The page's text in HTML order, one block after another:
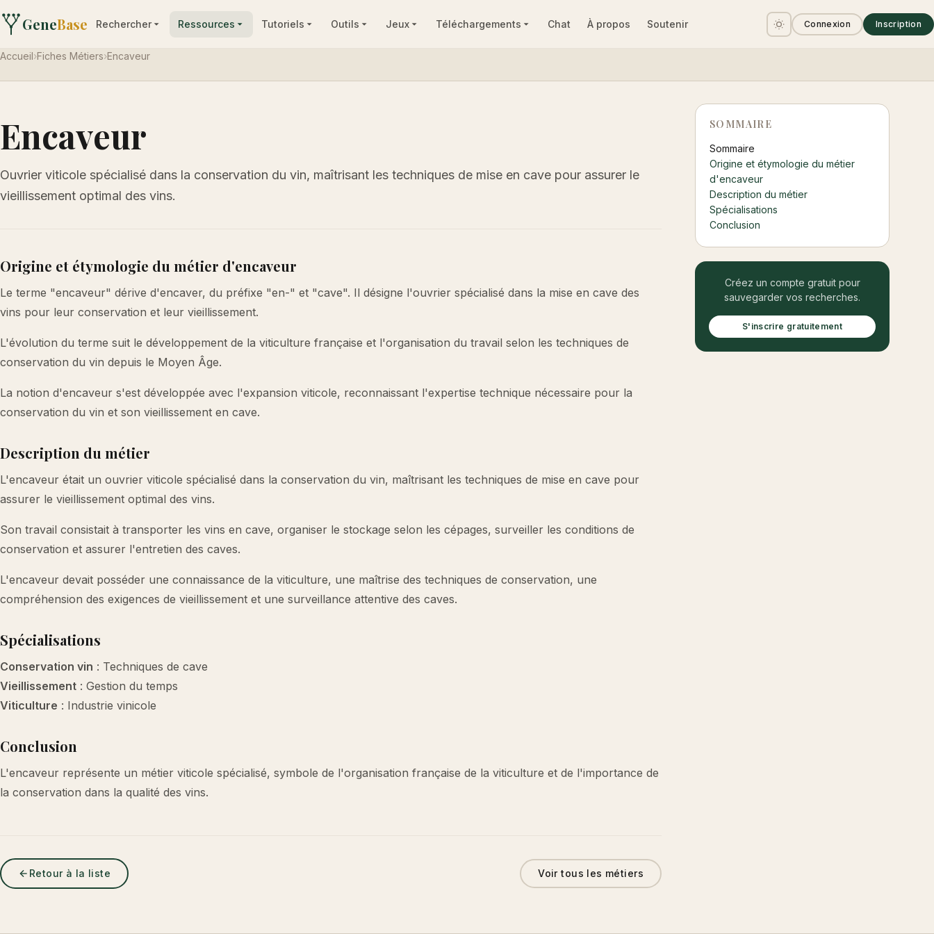
GeneBase Rechercher Ressources Tutoriels Outils Jeux Téléchargements Chat À propos Soutenir Connexion Inscription
Accueil›Fiches Métiers›Encaveur
Encaveur
Ouvrier viticole spécialisé dans la conservation du vin, maîtrisant les techniques de mise en cave pour assurer le
vieillissement optimal des vins.
Origine et étymologie du métier d'encaveur
Le terme "encaveur" dérive d'encaver, du préfixe "en-" et "cave". Il désigne l'ouvrier spécialisé dans la mise en cave des
vins pour leur conservation et leur vieillissement.
L'évolution du terme suit le développement de la viticulture française et l'organisation du travail selon les techniques de
conservation du vin depuis le Moyen Âge.
La notion d'encaveur s'est développée avec l'expansion viticole, reconnaissant l'expertise technique nécessaire pour la
conservation du vin et son vieillissement en cave.
Description du métier
L'encaveur était un ouvrier viticole spécialisé dans la conservation du vin, maîtrisant les techniques de mise en cave pour
assurer le vieillissement optimal des vins.
Son travail consistait à transporter les vins en cave, organiser le stockage selon les cépages, surveiller les conditions de
conservation et assurer l'entretien des caves.
L'encaveur devait posséder une connaissance de la viticulture, une maîtrise des techniques de conservation, une
compréhension des exigences de vieillissement et une surveillance attentive des caves.
Spécialisations
Conservation vin : Techniques de cave
Vieillissement : Gestion du temps
Viticulture : Industrie vinicole
Conclusion
L'encaveur représente un métier viticole spécialisé, symbole de l'organisation française de la viticulture et de l'importance de
la conservation dans la qualité des vins.
Retour à la liste Voir tous les métiers
SOMMAIRE
Sommaire
Origine et étymologie du métier
d'encaveur
Description du métier
Spécialisations
Conclusion
Créez un compte gratuit pour
sauvegarder vos recherches.
S'inscrire gratuitement